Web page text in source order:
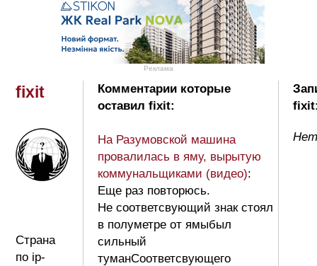
Реклама
fixit
Страна
по ip-
Комментарии которые
оставил fixit:
На Разумовской машина
провалилась в яму, вырытую
коммунальщиками (видео):
Еще раз повторюсь.
Не соответсвующий знак стоял
в полуметре от ямыбыл
сильный
туманСоответсвующего